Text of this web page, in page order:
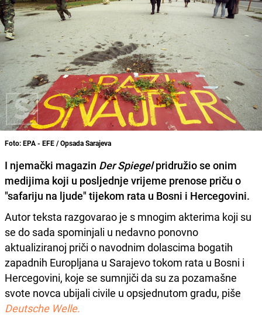
Foto: EPA - EFE / Opsada Sarajeva
I njemački magazin Der Spiegelpridružio se onim
medijima koji u posljednje vrijeme prenose priču o
"safariju na ljude" tijekom rata u Bosni i Hercegovini.
Autor teksta razgovarao je s mnogim akterima koji su
se do sada spominjali u nedavno ponovno
aktualiziranoj priči o navodnim dolascima bogatih
zapadnih Europljana u Sarajevo tokom rata u Bosni i
Hercegovini, koje se sumnjiči da su za pozamašne
svote novca ubijali civile u opsjednutom gradu, piše
Deutsche Welle.